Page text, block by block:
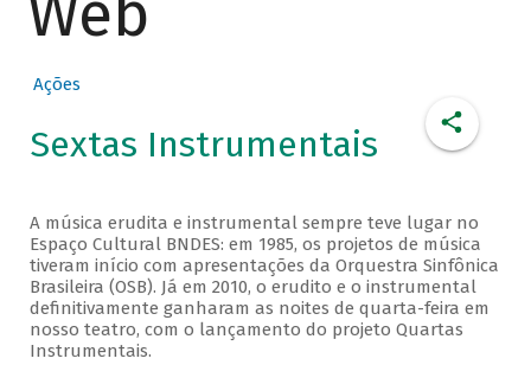
Ações
Sextas Instrumentais
A música erudita e instrumental sempre teve lugar no
Espaço Cultural BNDES: em 1985, os projetos de música
tiveram início com apresentações da Orquestra Sinfônica
Brasileira (OSB). Já em 2010, o erudito e o instrumental
definitivamente ganharam as noites de quarta-feira em
nosso teatro, com o lançamento do projeto Quartas
Instrumentais.